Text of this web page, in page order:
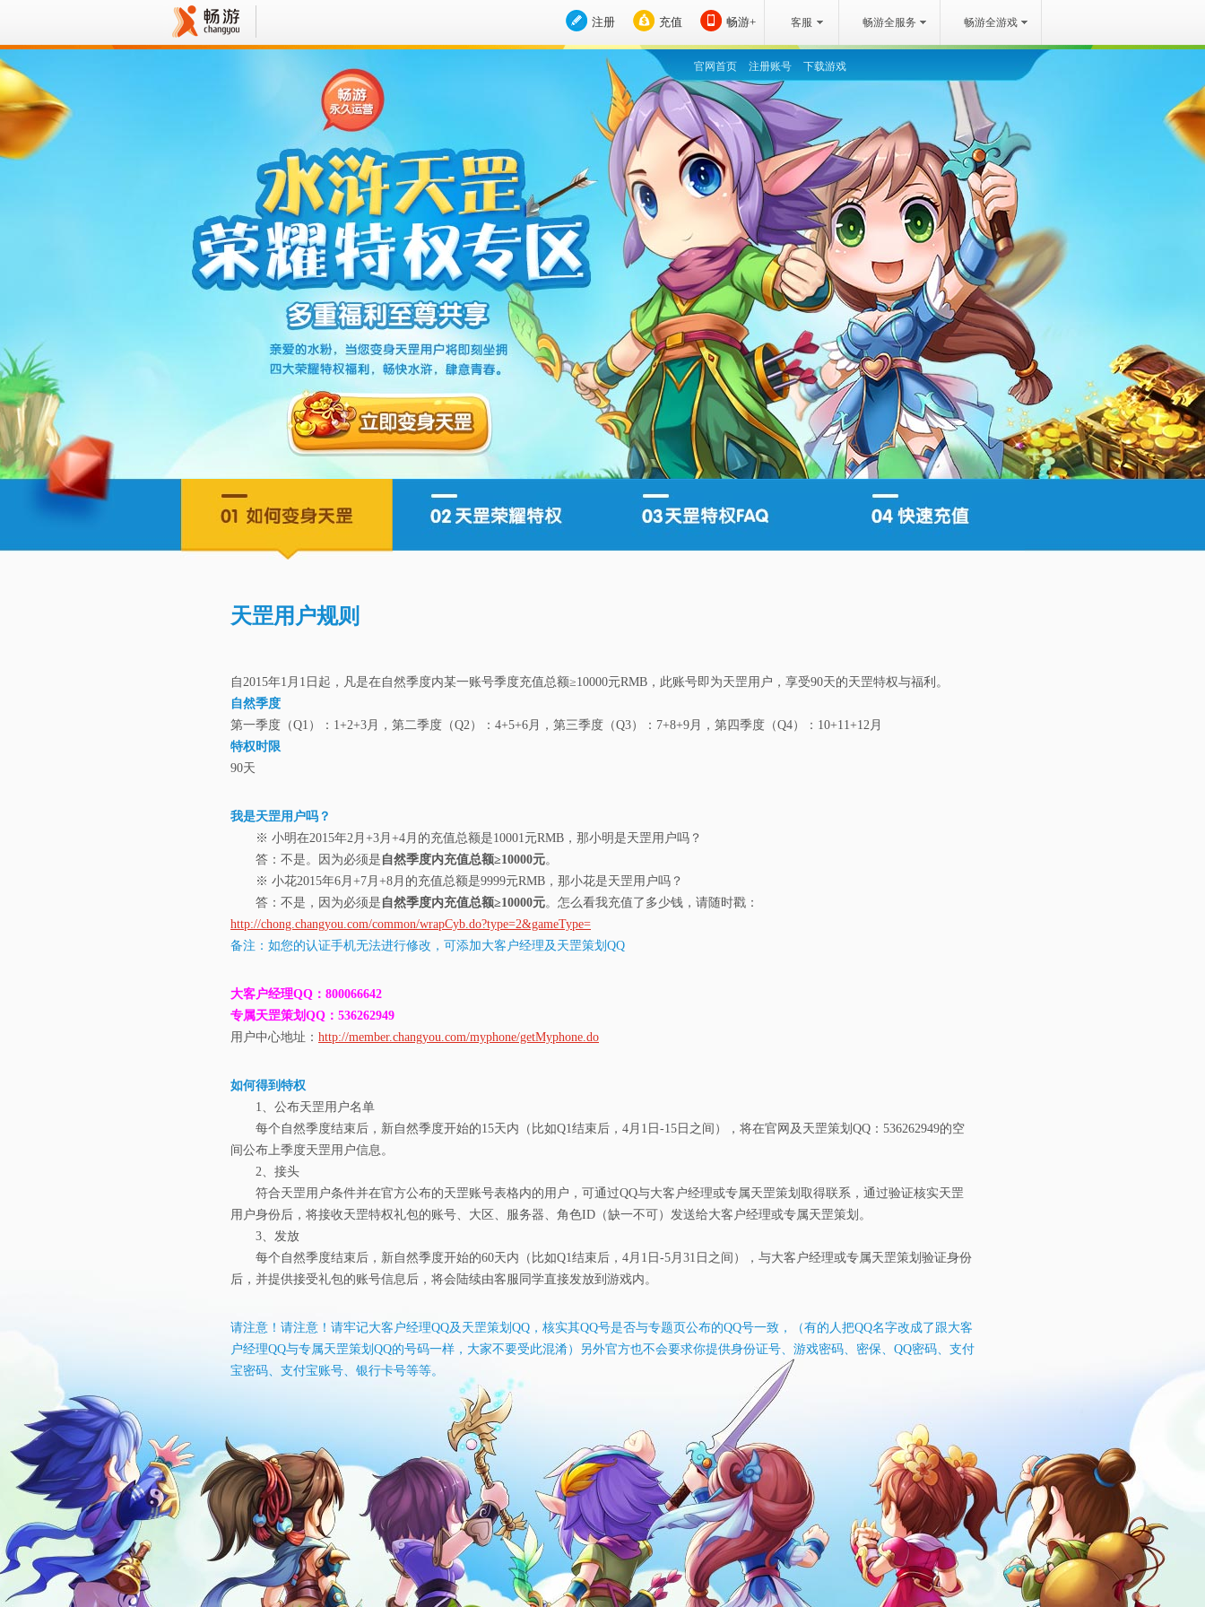
注册 充值 畅游+ 客服 畅游全服务 畅游全游戏
官网首页 注册账号 下载游戏
天罡用户规则
自2015年1月1日起，凡是在自然季度内某一账号季度充值总额≥10000元RMB，此账号即为天罡用户，享受90天的天罡特权与福利。
自然季度
第一季度（Q1）：1+2+3月，第二季度（Q2）：4+5+6月，第三季度（Q3）：7+8+9月，第四季度（Q4）：10+11+12月
特权时限
90天
我是天罡用户吗？
※ 小明在2015年2月+3月+4月的充值总额是10001元RMB，那小明是天罡用户吗？
答：不是。因为必须是 自然季度内充值总额≥10000元。
※ 小花2015年6月+7月+8月的充值总额是9999元RMB，那小花是天罡用户吗？
答：不是，因为必须是 自然季度内充值总额≥10000元。怎么看我充值了多少钱，请随时戳：
http://chong.changyou.com/common/wrapCyb.do?type=2&gameType=
备注：如您的认证手机无法进行修改，可添加大客户经理及天罡策划QQ
大客户经理QQ：800066642
专属天罡策划QQ：536262949
用户中心地址： http://member.changyou.com/myphone/getMyphone.do
如何得到特权
1、公布天罡用户名单
每个自然季度结束后，新自然季度开始的15天内（比如Q1结束后，4月1日-15日之间），将在官网及天罡策划QQ：536262949的空
间公布上季度天罡用户信息。
2、接头
符合天罡用户条件并在官方公布的天罡账号表格内的用户，可通过QQ与大客户经理或专属天罡策划取得联系，通过验证核实天罡
用户身份后，将接收天罡特权礼包的账号、大区、服务器、角色ID（缺一不可）发送给大客户经理或专属天罡策划。
3、发放
每个自然季度结束后，新自然季度开始的60天内（比如Q1结束后，4月1日-5月31日之间），与大客户经理或专属天罡策划验证身份
后，并提供接受礼包的账号信息后，将会陆续由客服同学直接发放到游戏内。
请注意！请注意！请牢记大客户经理QQ及天罡策划QQ，核实其QQ号是否与专题页公布的QQ号一致，（有的人把QQ名字改成了跟大客
户经理QQ与专属天罡策划QQ的号码一样，大家不要受此混淆）另外官方也不会要求你提供身份证号、游戏密码、密保、QQ密码、支付
宝密码、支付宝账号、银行卡号等等。